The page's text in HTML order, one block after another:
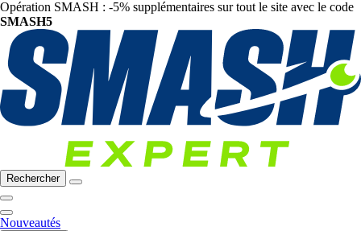
Opération SMASH : -5% supplémentaires sur tout le site avec le code
SMASH5
Rechercher
Nouveautés